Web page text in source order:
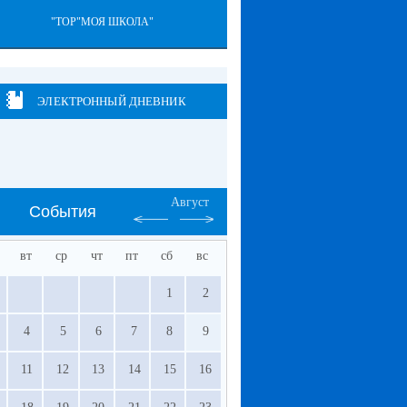
"ТОР"МОЯ ШКОЛА"
ЭЛЕКТРОННЫЙ ДНЕВНИК
События
Август
вт ср чт пт сб вс
1 2
4 5 6 7 8 9
11 12 13 14 15 16